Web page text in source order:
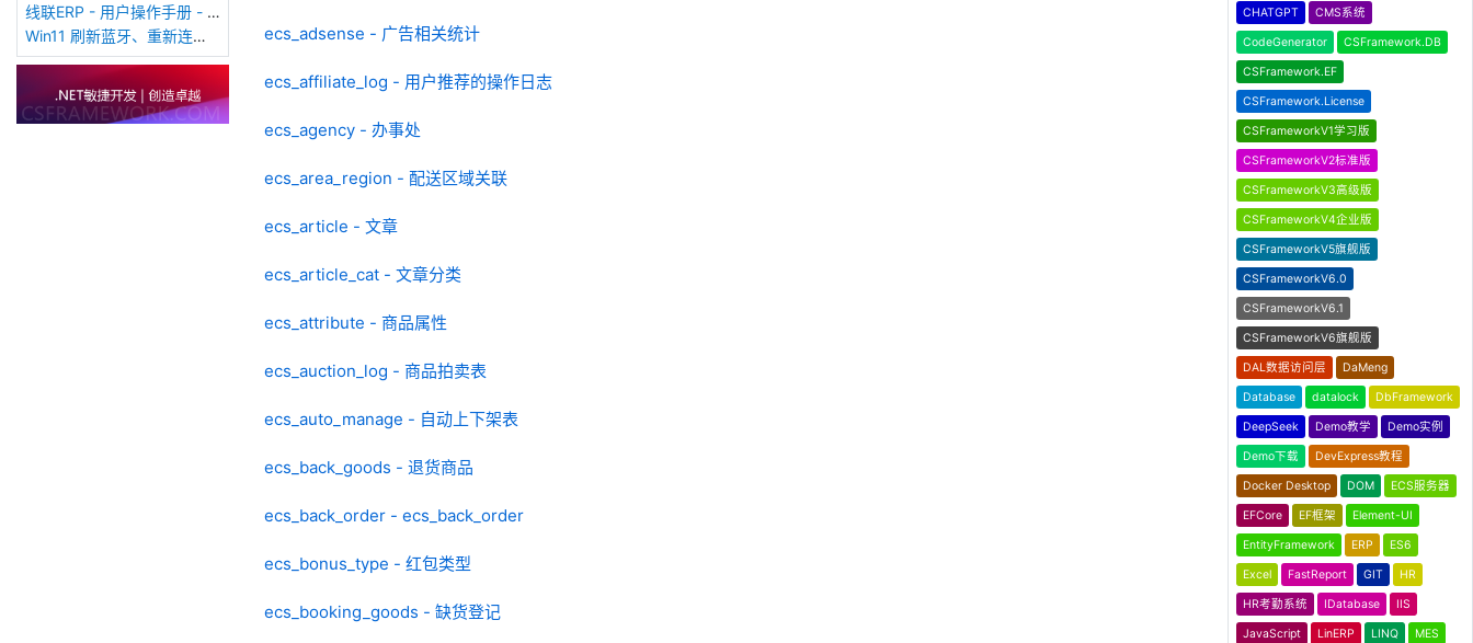
线联ERP - 用户操作手册 - 排班管理
Win11 刷新蓝牙、重新连接蓝牙音响
ecs_adsense - 广告相关统计
ecs_affiliate_log - 用户推荐的操作日志
ecs_agency - 办事处
ecs_area_region - 配送区域关联
ecs_article - 文章
ecs_article_cat - 文章分类
ecs_attribute - 商品属性
ecs_auction_log - 商品拍卖表
ecs_auto_manage - 自动上下架表
ecs_back_goods - 退货商品
ecs_back_order - ecs_back_order
ecs_bonus_type - 红包类型
ecs_booking_goods - 缺货登记
CHATGPT CMS系统
CodeGenerator CSFramework.DB
CSFramework.EF
CSFramework.License
CSFrameworkV1学习版
CSFrameworkV2标准版
CSFrameworkV3高级版
CSFrameworkV4企业版
CSFrameworkV5旗舰版
CSFrameworkV6.0
CSFrameworkV6.1
CSFrameworkV6旗舰版
DAL数据访问层 DaMeng
Database datalock DbFramework
DeepSeek Demo教学 Demo实例
Demo下载 DevExpress教程
Docker Desktop DOM ECS服务器
EFCore EF框架 Element-UI
EntityFramework ERP ES6
Excel FastReport GIT HR
HR考勤系统 IDatabase IIS
JavaScript LinERP LINQ MES